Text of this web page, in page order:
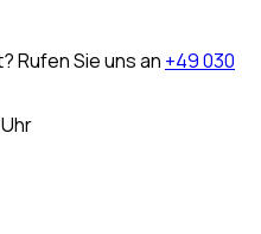
Rufen Sie uns an +49 030